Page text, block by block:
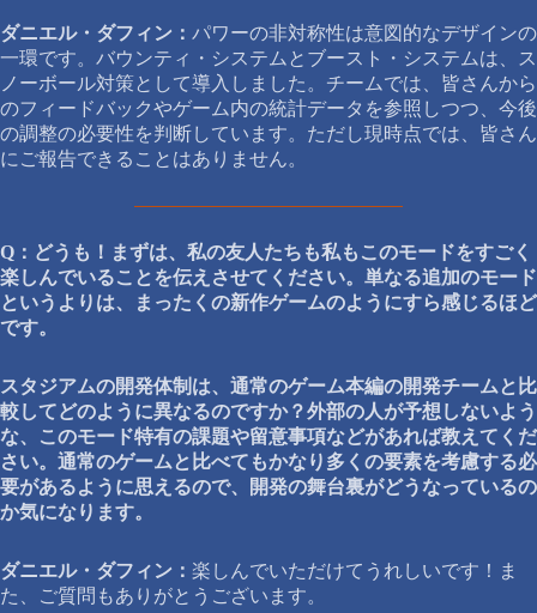
ダニエル・ダフィン： パワーの非対称性は意図的なデザインの
一環です。バウンティ・システムとブースト・システムは、ス
ノーボール対策として導入しました。チームでは、皆さんから
のフィードバックやゲーム内の統計データを参照しつつ、今後
の調整の必要性を判断しています。ただし現時点では、皆さん
にご報告できることはありません。
Q：どうも！まずは、私の友人たちも私もこのモードをすごく
楽しんでいることを伝えさせてください。単なる追加のモード
というよりは、まったくの新作ゲームのようにすら感じるほど
です。
スタジアムの開発体制は、通常のゲーム本編の開発チームと比
較してどのように異なるのですか？外部の人が予想しないよう
な、このモード特有の課題や留意事項などがあれば教えてくだ
さい。通常のゲームと比べてもかなり多くの要素を考慮する必
要があるように思えるので、開発の舞台裏がどうなっているの
か気になります。
ダニエル・ダフィン： 楽しんでいただけてうれしいです！ま
た、ご質問もありがとうございます。